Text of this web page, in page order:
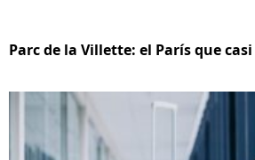
Parc de la Villette: el París que